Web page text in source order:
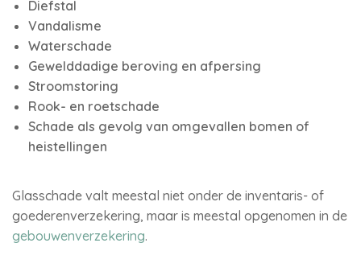
Diefstal
Vandalisme
Waterschade
Gewelddadige beroving en afpersing
Stroomstoring
Rook- en roetschade
Schade als gevolg van omgevallen bomen of
heistellingen
Glasschade valt meestal niet onder de inventaris- of
goederenverzekering, maar is meestal opgenomen in de
gebouwenverzekering.